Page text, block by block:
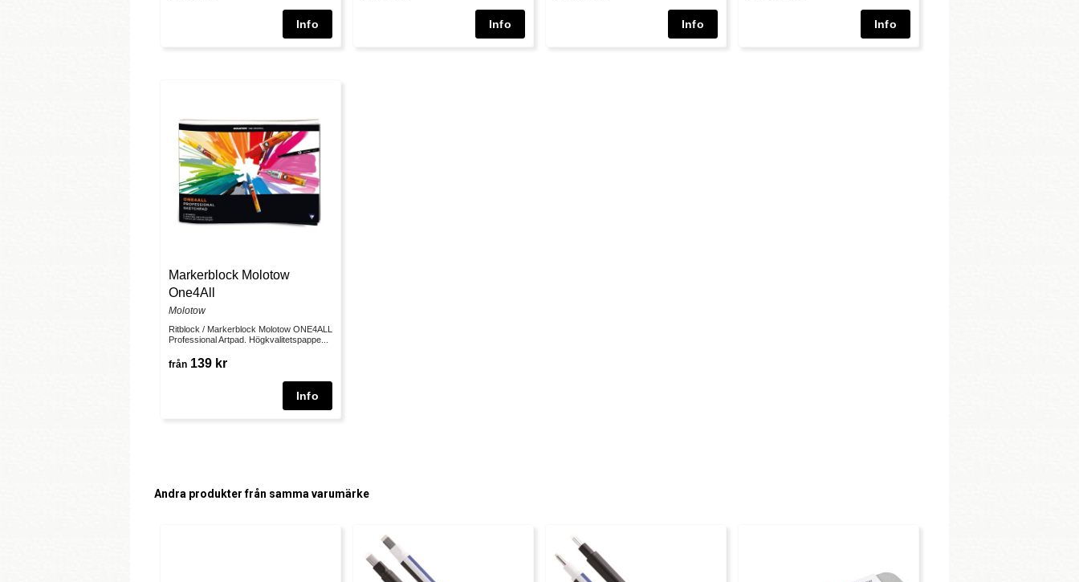
Markerblock Molotow
One4All
Molotow
Ritblock / Markerblock Molotow ONE4ALL
Professional Artpad. Högkvalitetspappe...
från 139 kr
Andra produkter från samma varumärke